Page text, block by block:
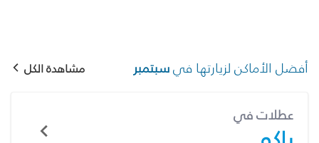
أفضل الأماكن لزيارتها فيسبتمبر مشاهدة الكل
عطلات في